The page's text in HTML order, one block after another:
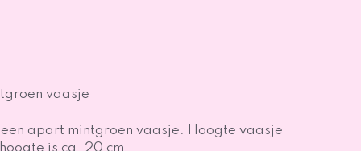
vaasje
een apart mintgroen vaasje. Hoogte vaasje
is ca. 20 cm.